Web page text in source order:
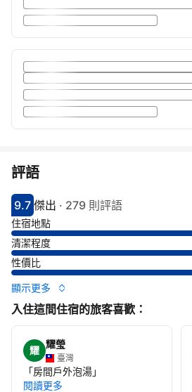
評語
分數9.7分
9.7
評比傑出
傑出 · 279 則評語
住宿地點
清潔程度
性價比
顯示更多
入住這間住宿的旅客喜歡：
耀
耀瑩
臺灣
「房間戶外泡湯」
閱讀更多